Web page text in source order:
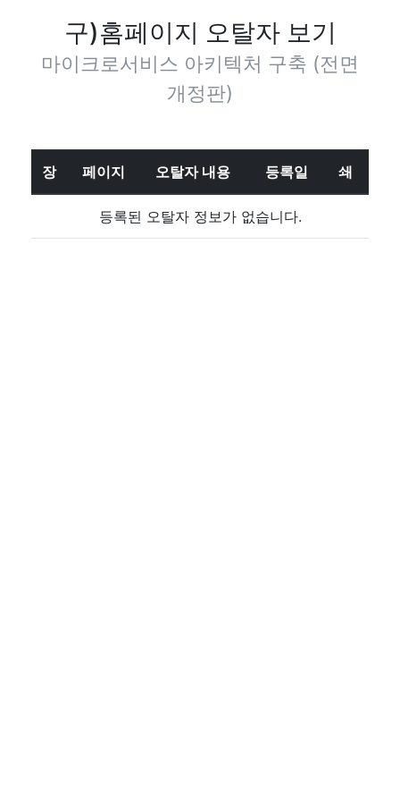
구)홈페이지 오탈자 보기
마이크로서비스 아키텍처 구축 (전면
개정판)
장 페이지 오탈자 내용 등록일 쇄
등록된 오탈자 정보가 없습니다.